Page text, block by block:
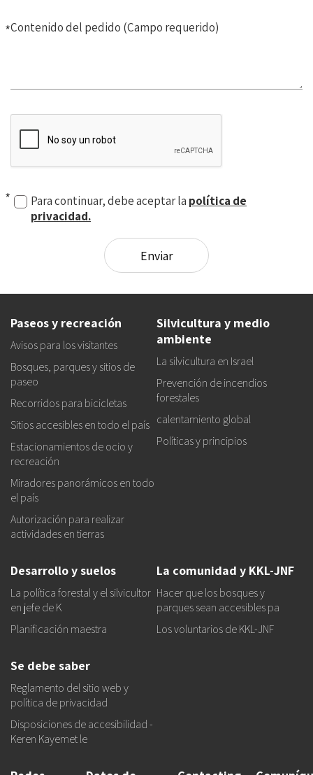
Contenido del pedido (Campo requerido)
Para continuar, debe aceptar la política de
privacidad.
Paseos y recreación
Avisos para los visitantes
Bosques, parques y sitios de
paseo
Recorridos para bicicletas
Sitios accesibles en todo el país
Estacionamientos de ocio y
recreación
Miradores panorámicos en todo
el país
Autorización para realizar
actividades en tierras
Silvicultura y medio
ambiente
La silvicultura en Israel
Prevención de incendios
forestales
calentamiento global
Políticas y principios
Desarrollo y suelos
La política forestal y el silvicultor
en jefe de K
Planificación maestra
La comunidad y KKL-JNF
Hacer que los bosques y
parques sean accesibles pa
Los voluntarios de KKL-JNF
Se debe saber
Reglamento del sitio web y
política de privacidad
Disposiciones de accesibilidad -
Keren Kayemet le